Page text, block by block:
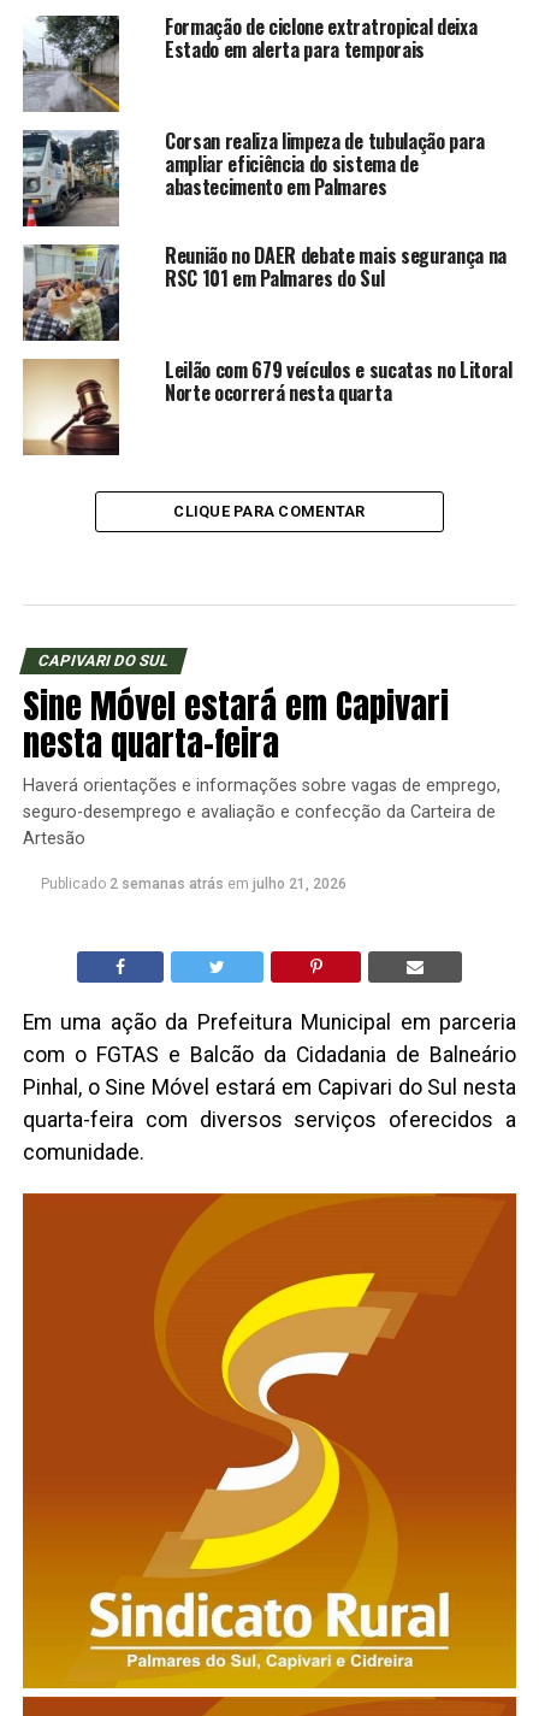
Formação de ciclone extratropical deixa
Estado em alerta para temporais
Corsan realiza limpeza de tubulação para
ampliar eficiência do sistema de
abastecimento em Palmares
Reunião no DAER debate mais segurança na
RSC 101 em Palmares do Sul
Leilão com 679 veículos e sucatas no Litoral
Norte ocorrerá nesta quarta
CLIQUE PARA COMENTAR
CAPIVARI DO SUL
Sine Móvel estará em Capivari
nesta quarta-feira
Haverá orientações e informações sobre vagas de emprego,
seguro-desemprego e avaliação e confecção da Carteira de
Artesão
Publicado 2 semanas atrás em julho 21, 2026
Em uma ação da Prefeitura Municipal em parceria
com o FGTAS e Balcão da Cidadania de Balneário
Pinhal, o Sine Móvel estará em Capivari do Sul nesta
quarta-feira com diversos serviços oferecidos a
comunidade.